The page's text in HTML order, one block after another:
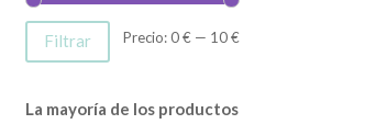
Precio
Precio
Filtrar Precio:0 €— 10 €
La mayoría de los productos